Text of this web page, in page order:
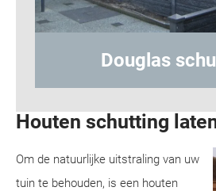
Hout-
Houten schutting
Om de natuurlijke uitstraling van uw
tuin te behouden, is een houten